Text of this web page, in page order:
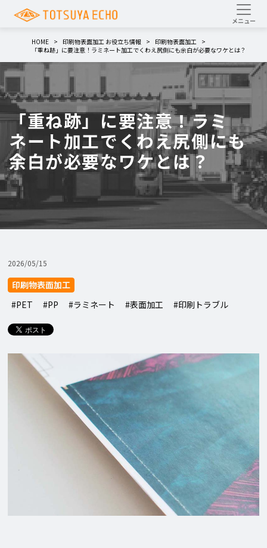
HOME 印刷物表面加工 お役立ち情報
印刷物表面加工
「重ね跡」に要注意！ラミネート加工でくわえ尻側にも余白が必要なワケとは？
「重ね跡」に要注意！ラミ
ネート加工でくわえ尻側にも
余白が必要なワケとは？
2026/05/15
印刷物表面加工
#PET
#PP #ラミネート #表面加工 #印刷トラブル